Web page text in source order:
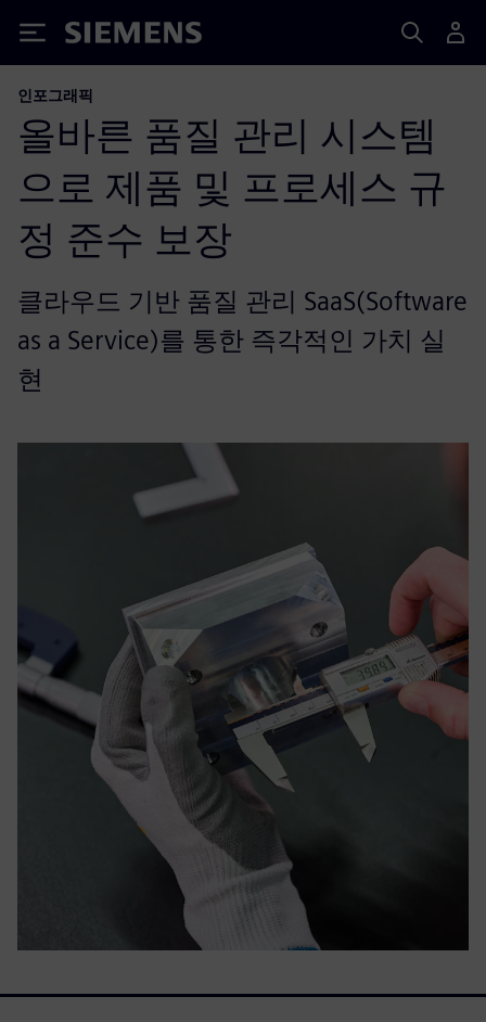
Siemens
인포그래픽
올바른 품질 관리 시스템
으로 제품 및 프로세스 규
정 준수 보장
클라우드 기반 품질 관리 SaaS(Software
as a Service)를 통한 즉각적인 가치 실
현